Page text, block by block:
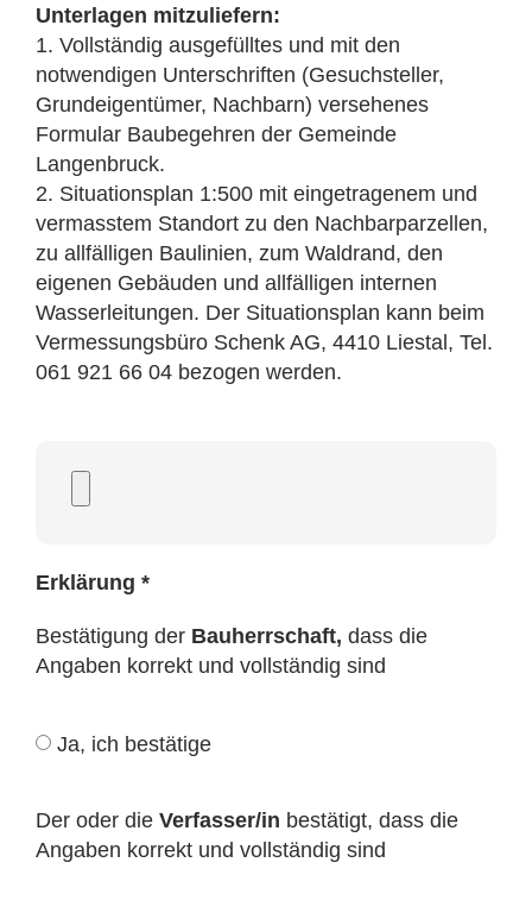
Unterlagen mitzuliefern:
1. Vollständig ausgefülltes und mit den
notwendigen Unterschriften (Gesuchsteller,
Grundeigentümer, Nachbarn) versehenes
Formular Baubegehren der Gemeinde
Langenbruck.
2. Situationsplan 1:500 mit eingetragenem und
vermasstem Standort zu den Nachbarparzellen,
zu allfälligen Baulinien, zum Waldrand, den
eigenen Gebäuden und allfälligen internen
Wasserleitungen. Der Situationsplan kann beim
Vermessungsbüro Schenk AG, 4410 Liestal, Tel.
061 921 66 04 bezogen werden.
Erklärung *
Bestätigung der Bauherrschaft, dass die
Angaben korrekt und vollständig sind
Ja, ich bestätige
Der oder die Verfasser/in bestätigt, dass die
Angaben korrekt und vollständig sind